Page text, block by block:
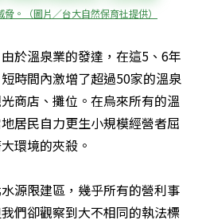
。（圖片／台大自然保育社提供）
於溫泉業的發達，在這5、6年
時間內激增了超過50家的溫泉
商店、攤位。在烏來所有的溫
居民自力更生小規模經營者屈
環境的夾殺。
源限建區，幾乎所有的營利事
們卻觀察到大不相同的執法標